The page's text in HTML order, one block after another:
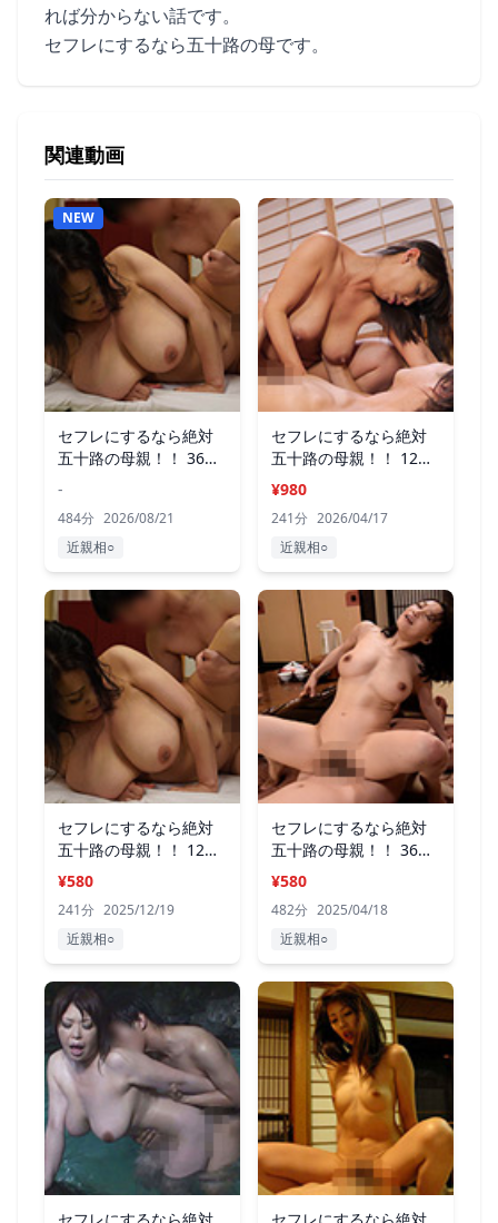
れば分からない話です。
セフレにするなら五十路の母です。
関連動画
NEW
セフレにするなら絶対
五十路の母親！！ 36人
-
484分 2026/08/21
近親相○
セフレにするなら絶対
五十路の母親！！ 12人
4時間9
¥980
241分 2026/04/17
近親相○
セフレにするなら絶対
五十路の母親！！ 12人
4時間8
¥580
241分 2025/12/19
近親相○
セフレにするなら絶対
五十路の母親！！ 36人
8時間2
¥580
482分 2025/04/18
近親相○
セフレにするなら絶対 セフレにするなら絶対